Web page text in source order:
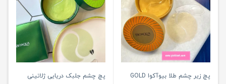
پچ زیر چشم طلا بیوآکوا GOLD
پچ چشم جلبک دریایی ژلاتینی